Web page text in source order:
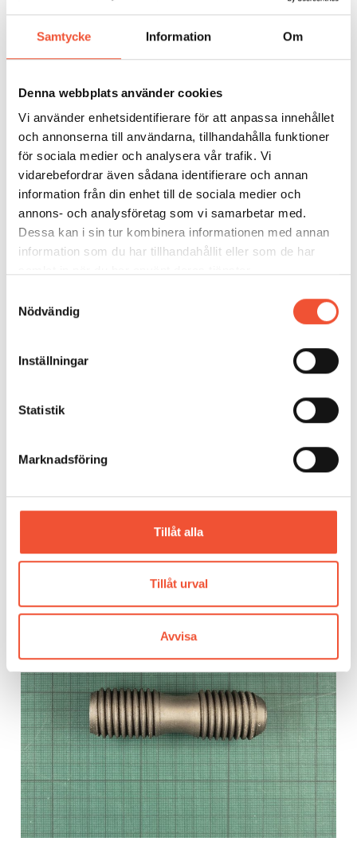
Samtycke Information Om
Denna webbplats använder cookies
Vi använder enhetsidentifierare för att anpassa innehållet
och annonserna till användarna, tillhandahålla funktioner
för sociala medier och analysera vår trafik. Vi
vidarebefordrar även sådana identifierare och annan
information från din enhet till de sociala medier och
annons- och analysföretag som vi samarbetar med.
Dessa kan i sin tur kombinera informationen med annan
information som du har tillhandahållit eller som de har
Nödvändig
Inställningar
Statistik
Marknadsföring
Tillåt alla
Tillåt urval
Avvisa
kan undersökas. Proven görs vanligen på provstavar
godset men i separata formar (L och T provstavar).
Många produkter har även ett behov att fungera
utmattningshållfasthet där även provstaven kan
exponeras i förhöjd temperatur eller med en
temperaturcykling i det fall kunden kräver det.
Många kunder kräver att produkterna har vidgjutna
provstavar som blir grunden för ett certifikat, att
smälta och mekanisk egenskap är på gjutgods
representerar dragprovet.
Figur 5.L-provstavar i segjärn.